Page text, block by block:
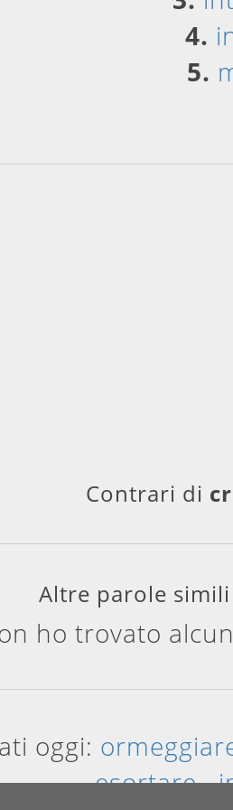
4.
5.
Contrari di
Altre parole simili
ho trovato
oggi:
esortare